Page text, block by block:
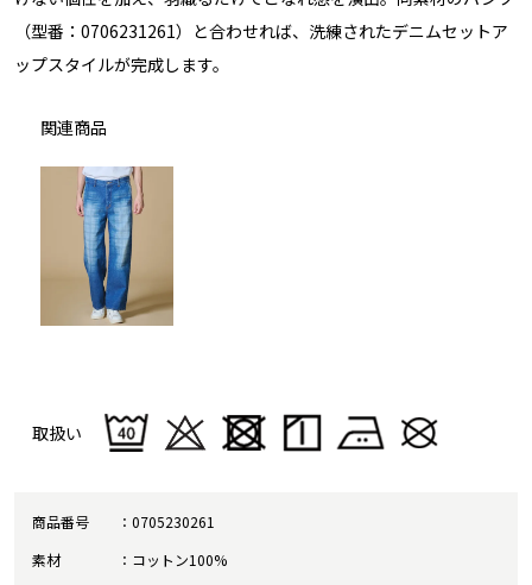
（型番：0706231261）と合わせれば、洗練されたデニムセットア
ップスタイルが完成します。
関連商品
取扱い
商品番号
0705230261
素材
コットン100%